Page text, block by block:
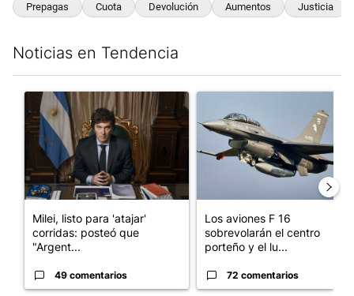
Prepagas Cuota Devolución Aumentos Justicia
Noticias en Tendencia
Un artículo de tendencia con el título "Milei, listo para 'atajar'
Milei, listo para 'atajar'
corridas: posteó que
"Argent...
49 comentarios
Los aviones F 16
sobrevolarán el centro
porteño y el lu...
72 comentarios